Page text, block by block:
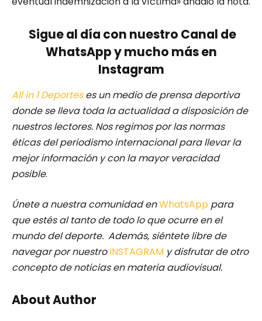
Sigue al día con nuestro Canal de
WhatsApp y mucho más en
Instagram
All in 1 Deporteses un medio de prensa deportiva
donde se lleva toda la actualidad a disposición de
nuestros lectores. Nos regimos por las normas
éticas del periodismo internacional para llevar la
mejor información y con la mayor veracidad
posible.
Únete a nuestra comunidad enWhatsApp para
que estés al tanto de todo lo que ocurre en el
mundo del deporte. Además, siéntete libre de
navegar por nuestro INSTAGRAM y disfrutar de otro
concepto de noticias en materia audiovisual.
About Author